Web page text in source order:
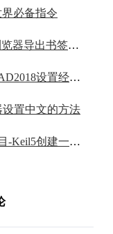
必备指令
谷歌浏览器如何导出书签？- 谷歌浏览器导出书签方法
AutoCAD2018怎么设置经典模式-CAD2018设置经典模式的方法
设置中文的方法
Keil5怎么创建一个新的51单片机项目-Keil5创建一个新的51单片机项目的方法